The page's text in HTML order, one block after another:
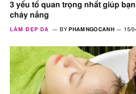
3 yếu tố quan trọng nhất giúp
cháy nắng
LÀM ĐẸP DA BY PHAMNGOCANH 15/